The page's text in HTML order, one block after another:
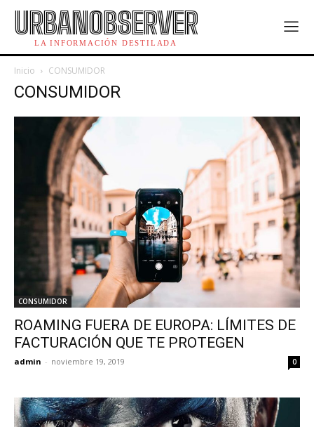
URBANOBSERVER
LA INFORMACIÓN DESTILADA
Inicio CONSUMIDOR
CONSUMIDOR
CONSUMIDOR
ROAMING FUERA DE EUROPA: LÍMITES DE
FACTURACIÓN QUE TE PROTEGEN
admin - noviembre 19, 2019 0